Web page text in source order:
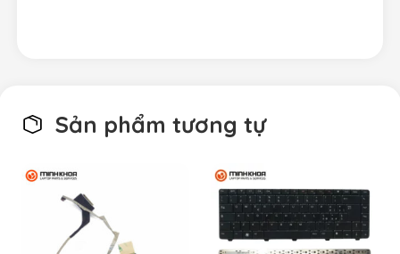
Sản phẩm tương tự